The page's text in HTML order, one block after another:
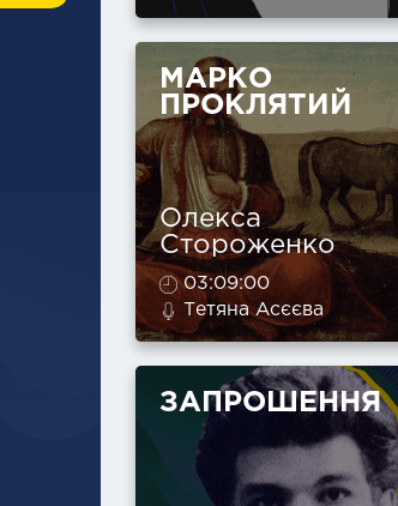
МАРКО
ПРОКЛЯТИЙ
Олекса
Стороженко
03:09:00
Тетяна Асєєва
ЗАПРОШЕННЯ